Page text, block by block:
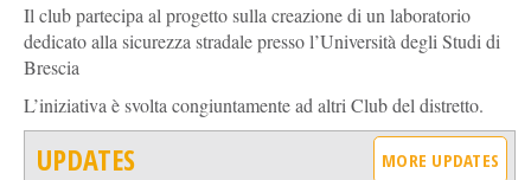
Il club partecipa al progetto sulla creazione di un laboratorio
dedicato alla sicurezza stradale presso l’Università degli Studi di
Brescia
L’iniziativa è svolta congiuntamente ad altri Club del distretto.
UPDATES MORE UPDATES